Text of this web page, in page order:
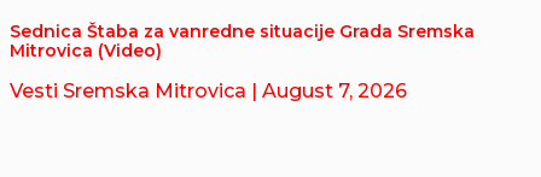
Sednica Štaba za vanredne situacije Grada Sremska
Mitrovica (Video)
Vesti Sremska Mitrovica | August 7, 2026